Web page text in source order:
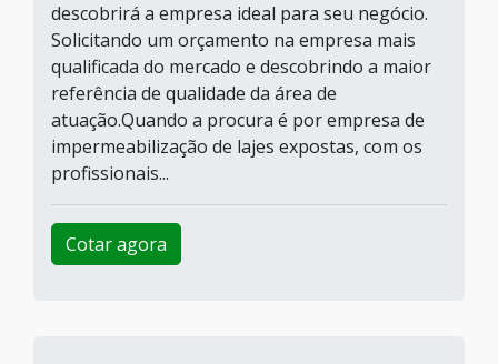
descobrirá a empresa ideal para seu negócio.
Solicitando um orçamento na empresa mais
qualificada do mercado e descobrindo a maior
referência de qualidade da área de
atuação.Quando a procura é por empresa de
impermeabilização de lajes expostas, com os
profissionais...
Cotar agora